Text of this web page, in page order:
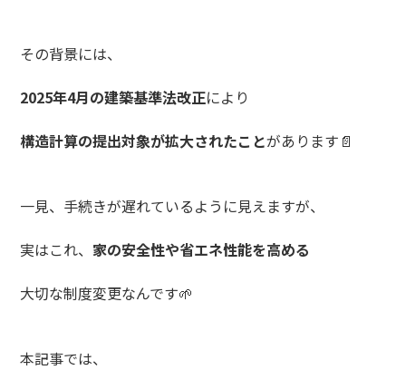
その背景には、
2025年4月の建築基準法改正により
構造計算の提出対象が拡大されたことがあります📄
一見、手続きが遅れているように見えますが、
実はこれ、 家の安全性や省エネ性能を高める
大切な制度変更なんです🌱
本記事では、